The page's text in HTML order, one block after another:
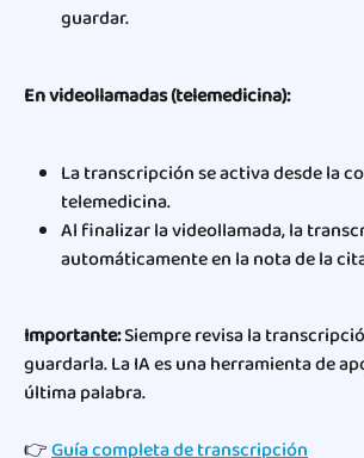
guardar.
En videollamadas (telemedicina):
La transcripción se activa desde la
telemedicina.
Al finalizar la videollamada, la
automáticamente en la nota de la
Importante: Siempre revisa la
guardarla. La IA es una herramienta de
última palabra.
👉 Guía completa de transcripción